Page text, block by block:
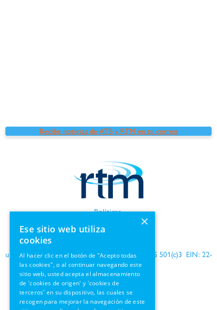
Recibe noticias de ATB y RTM en tu correo
Políticas
Información de GDPR
una organización benéfica reconocida por el IRS 501(c)3 EIN: 22-
1690564
×
Ese sitio web utiliza
cookies
Al hacer clic en el botón de "Acepto todas
las cookies", o al continuar navegando este
sitio web, usted acepta el almacenamiento
de 'cookies de origen' y 'cookies de
terceros' en su dispositivo, las cuales se
recogen para mejorar la navegación de este